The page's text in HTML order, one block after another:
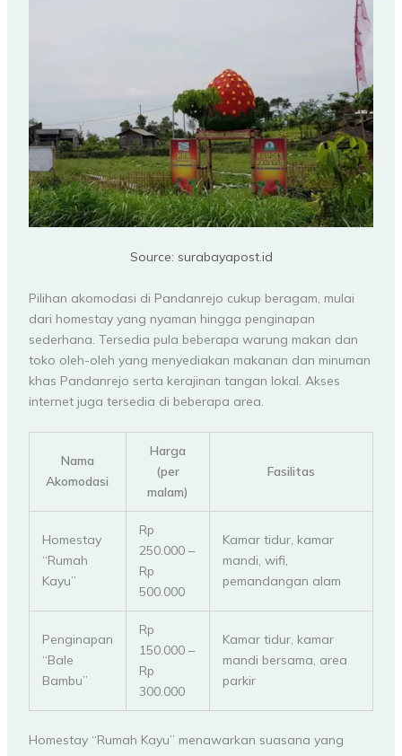
Source: surabayapost.id
Pilihan akomodasi di Pandanrejo cukup beragam, mulai
dari homestay yang nyaman hingga penginapan
sederhana. Tersedia pula beberapa warung makan dan
toko oleh-oleh yang menyediakan makanan dan minuman
khas Pandanrejo serta kerajinan tangan lokal. Akses
internet juga tersedia di beberapa area.
Nama
Akomodasi
Harga
(per
malam)
Fasilitas
Homestay
“Rumah
Kayu”
Rp
250.000 –
Rp
500.000
Kamar tidur, kamar
mandi, wifi,
pemandangan alam
Penginapan
“Bale
Bambu”
Rp
150.000 –
Rp
300.000
Kamar tidur, kamar
mandi bersama, area
parkir
Homestay “Rumah Kayu” menawarkan suasana yang